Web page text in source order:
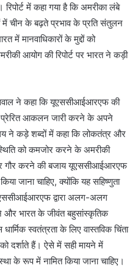
में कहा गया है कि अमरीका लंबे
में चीन के बढ़ते प्रभाव के प्रति संतुलन
में मानवाधिकारों के मुद्दों को
आयोग की रिपोर्ट पर भारत ने कड़ी
ने कहा कि यूएससीआईआरएफ की
से प्रेरित आकलन जारी करने के अपने
ने कड़े शब्दों में कहा कि लोकतंत्र और
को कमजोर करने के अमरीकी
गौर करने की बजाय यूएससीआईआरएफ
जाना चाहिए, क्योंकि यह सहिष्णुता
द्वारा अलग-अलग
भारत के जीवंत बहुसांस्कृतिक
स्वतंत्रता के लिए वास्तविक चिंता
दर्शाते हैं। ऐसे में सही मायने में
के रूप में नामित किया जाना चाहिए।